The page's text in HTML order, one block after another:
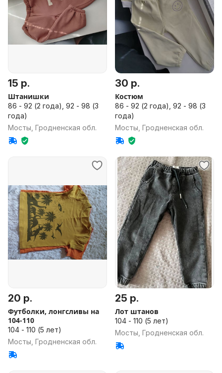
15 р.
Штанишки
86 - 92 (2 года), 92 - 98 (3
года)
Мосты, Гродненская обл.
30 р.
Костюм
86 - 92 (2 года), 92 - 98 (3
года)
Мосты, Гродненская обл.
20 р.
Футболки, лонгсливы на
104-110
104 - 110 (5 лет)
Мосты, Гродненская обл.
25 р.
Лот штанов
104 - 110 (5 лет)
Мосты, Гродненская обл.